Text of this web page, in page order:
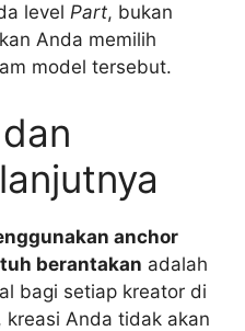
level Part, bukan
Anda memilih
model tersebut.
anchor
berantakan adalah
bagi setiap kreator di
kreasi Anda tidak akan